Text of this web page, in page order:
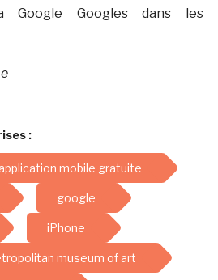
Google Googles dans les
:
application mobile gratuite
google
iPhone
museum of art